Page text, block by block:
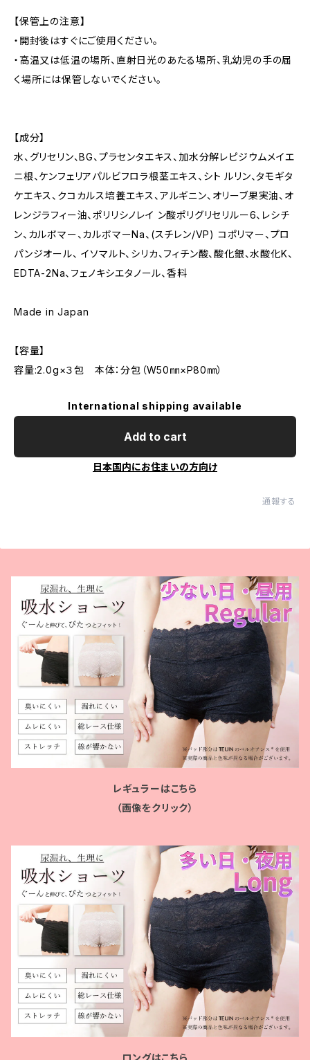
【保管上の注意】
・開封後はすぐにご使用ください。
・高温又は低温の場所、直射日光のあたる場所、乳幼児の手の届
く場所には保管しないでください。
【成分】
水、グリセリン、BG、プラセンタエキス、加水分解レピジウムメイエ
ニ根、ケンフェリアパルビフロラ根茎エキス、シト ルリン、タモギタ
ケエキス、クコカルス培養エキス、アルギニン、オリーブ果実油、オ
レンジラフィー油、ポリリシノレイ ン酸ポリグリセリルー6、レシチ
ン、カルボマー、カルボマーNa、(スチレン/VP) コポリマー、プロ
パンジオール、 イソマルト、シリカ、フィチン酸、酸化銀、水酸化K、
EDTA-2Na、フェノキシエタノール、香料
Made in Japan
【容量】
容量:2.0g×３包 本体：分包（W50㎜×P80㎜）
International shipping available
Add to cart
日本国内にお住まいの方向け
通報する
レギュラーはこちら
（画像をクリック）